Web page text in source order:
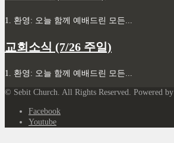
1. 환영: 오늘 함께 예배드린 모든...
교회소식 (7/26 주일)
1. 환영: 오늘 함께 예배드린 모든...
© Sebit Church. All Rights Reserved. Powered by
Facebook
Youtube